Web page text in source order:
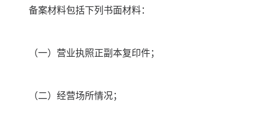
备案材料包括下列书面材料：
（一）营业执照正副本复印件；
（二）经营场所情况；